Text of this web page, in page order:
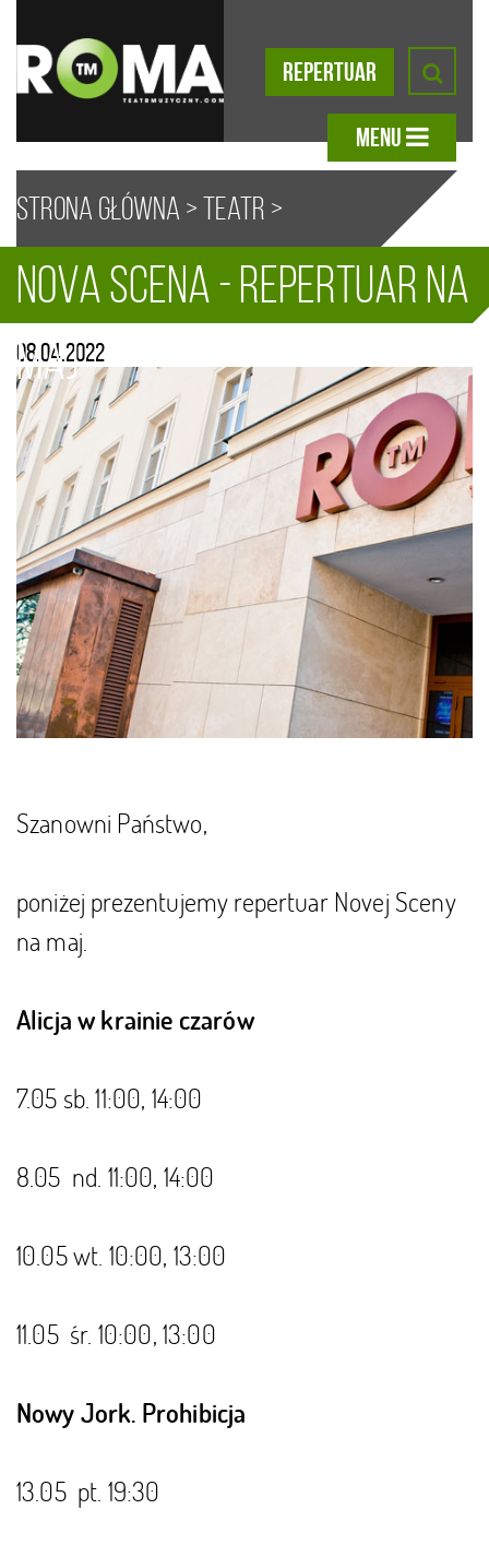
REPERTUAR
MENU
Strona główna >Teatr >
Aktualności> Nova Scena –
repertuar na maj
A AA
Nova Scena - repertuar na
maj
08.04.2022
Szanowni Państwo,
poniżej prezentujemy repertuar Novej Sceny
na maj.
Alicja w krainie czarów
7.05 sb. 11:00, 14:00
8.05 nd. 11:00, 14:00
10.05 wt. 10:00, 13:00
11.05 śr. 10:00, 13:00
Nowy Jork. Prohibicja
13.05 pt. 19:30